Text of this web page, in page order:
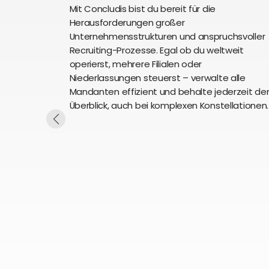
Mit Concludis bist du bereit für die
Herausforderungen großer
Unternehmensstrukturen und anspruchsvoller
Recruiting-Prozesse. Egal ob du weltweit
operierst, mehrere Filialen oder
Niederlassungen steuerst – verwalte alle
Mandanten effizient und behalte jederzeit
Überblick, auch bei komplexen Konstellationen.